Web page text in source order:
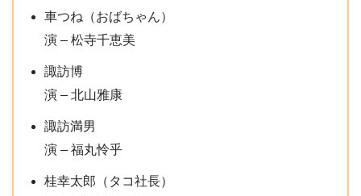
車つね（おばちゃん）
演 – 松寺千恵美
諏訪博
演 – 北山雅康
諏訪満男
演 – 福丸怜乎
桂幸太郎（タコ社長）